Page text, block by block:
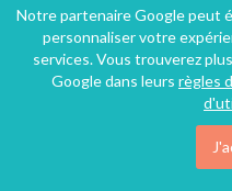
Saint-Chinian (23 km), Hérault,
Hôtel - Auberge
16
Notre partenaire Google peut
personnaliser votre
services. Vous trouverez
Google dans leurs règles